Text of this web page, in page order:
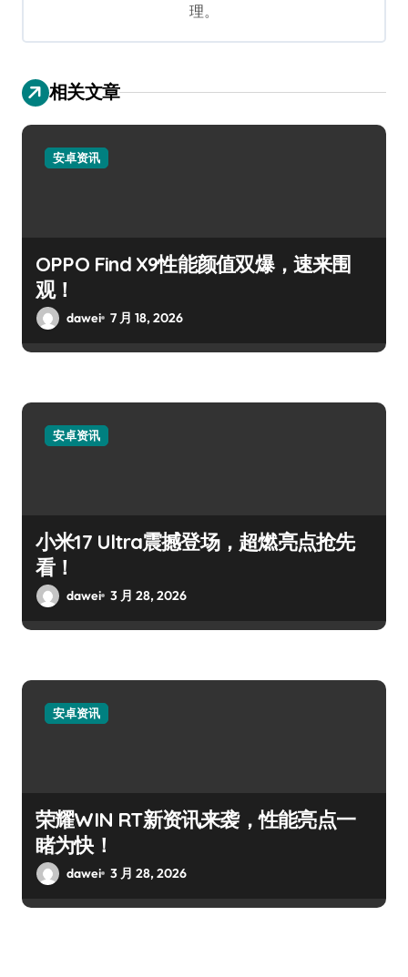
理。
相关文章
安卓资讯
OPPO Find X9性能颜值双爆，速来围
观！
dawei 7 月 18, 2026
安卓资讯
小米17 Ultra震撼登场，超燃亮点抢先
看！
dawei 3 月 28, 2026
安卓资讯
荣耀WIN RT新资讯来袭，性能亮点一
睹为快！
dawei 3 月 28, 2026